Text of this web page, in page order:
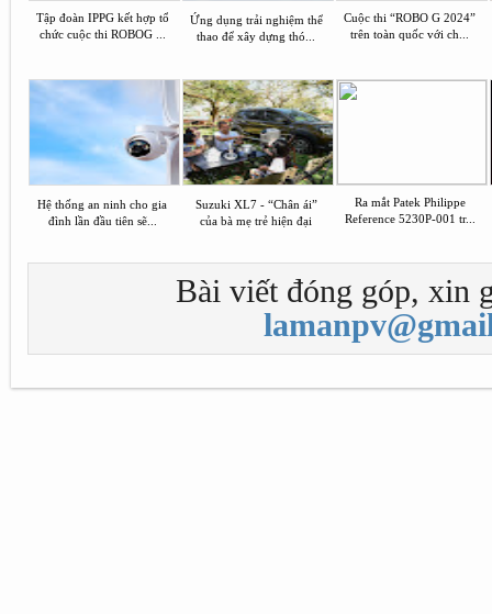
Tập đoàn IPPG kết hợp tổ
chức cuộc thi ROBOG ...
Ứng dụng trải nghiệm thể
thao để xây dựng thó...
Cuộc thi “ROBO G 2024”
trên toàn quốc với ch...
Hệ thống an ninh cho gia
đình lần đầu tiên sẽ...
Suzuki XL7 - “Chân ái”
của bà mẹ trẻ hiện đại
Ra mắt Patek Philippe
Reference 5230P-001 tr...
Bài viết đóng góp, xin